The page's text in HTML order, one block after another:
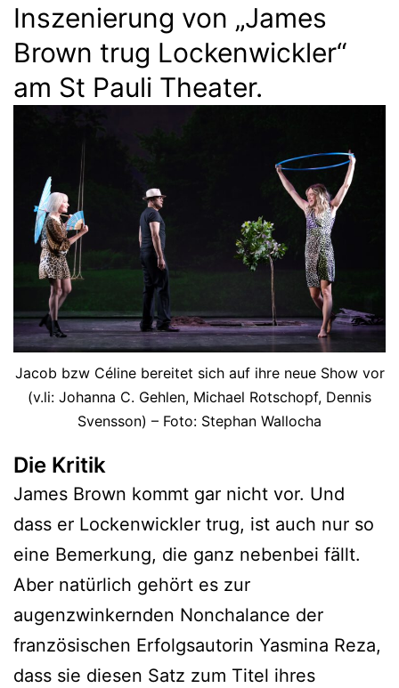
Inszenierung von „James
Brown trug Lockenwickler“
am St Pauli Theater.
Jacob bzw Céline bereitet sich auf ihre neue Show vor
(v.li: Johanna C. Gehlen, Michael Rotschopf, Dennis
Svensson) – Foto: Stephan Wallocha
Die Kritik
James Brown kommt gar nicht vor. Und
dass er Lockenwickler trug, ist auch nur so
eine Bemerkung, die ganz nebenbei fällt.
Aber natürlich gehört es zur
augenzwinkernden Nonchalance der
französischen Erfolgsautorin Yasmina Reza,
dass sie diesen Satz zum Titel ihres